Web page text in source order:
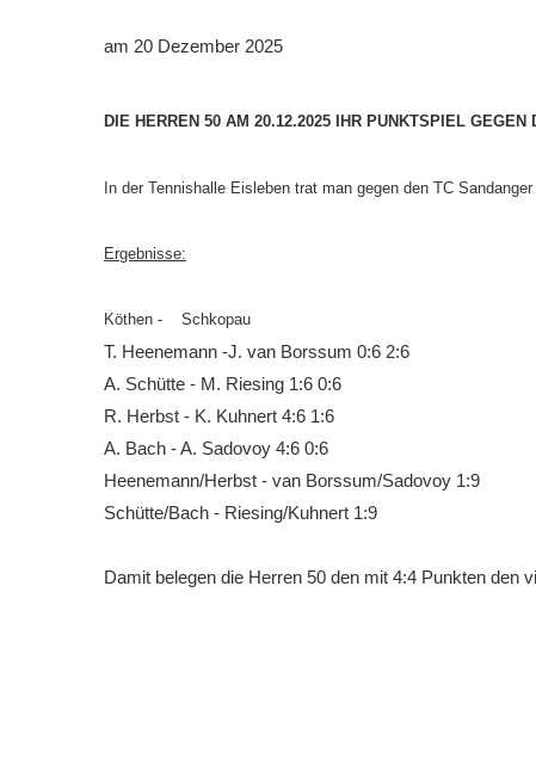
Die
am 20 Dezember 2025
DIE HERREN 50 AM 20.12.2025 IHR PUNKTSPIEL
In der Tennishalle Eisleben trat man gegen den TC
Ergebnisse:
Köthen - Schkopau
T. Heenemann -J. van Borssum 0:6 2:6
A. Schütte - M. Riesing 1:6 0:6
R. Herbst - K. Kuhnert 4:6 1:6
A. Bach - A. Sadovoy 4:6 0:6
Heenemann/Herbst - van Borssum/Sadovoy 1:9
Schütte/Bach - Riesing/Kuhnert 1:9
Damit belegen die Herren 50 den mit 4:4 Punkten den